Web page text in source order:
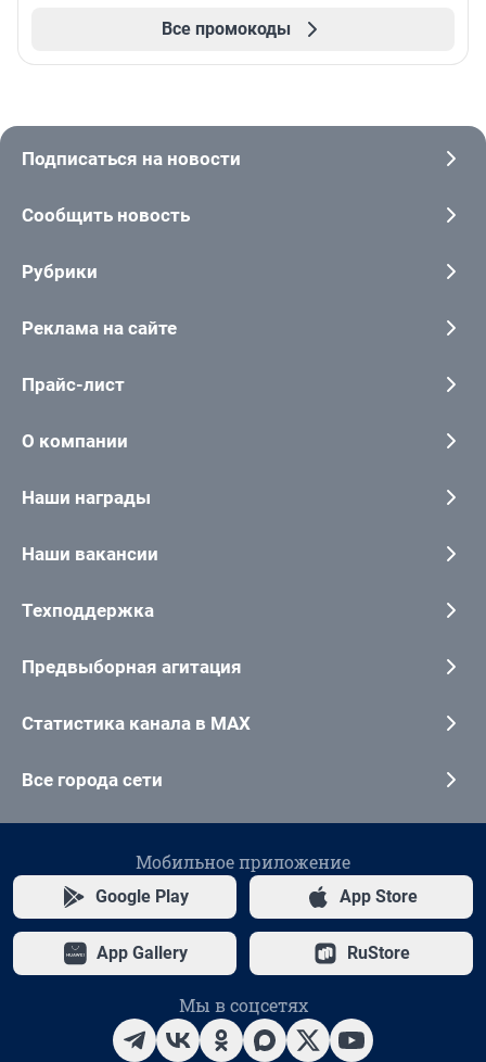
Все промокоды
Подписаться на новости
Сообщить новость
Рубрики
Реклама на сайте
Прайс-лист
О компании
Наши награды
Наши вакансии
Техподдержка
Предвыборная агитация
Статистика канала в MAX
Все города сети
Мобильное приложение
Google Play App Store
App Gallery RuStore
Мы в соцсетях